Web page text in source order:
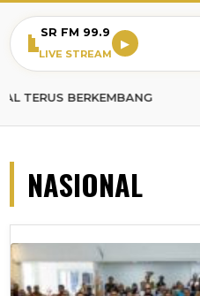
SR FM 99.9
LIVE STREAM
▶
NASIONAL